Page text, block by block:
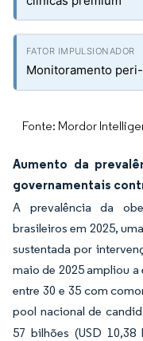
Monitoramento
Fonte: Mordor
Aumento da
governamentais
A prevalência da
brasileiros em 2025,
sustentada por
maio de 2025 ampliou
entre 30 e 35 com
pool nacional de
57 bilhões (USD